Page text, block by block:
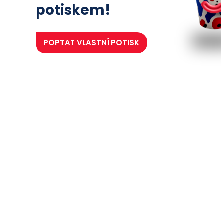
potiskem!
POPTAT VLASTNÍ POTISK